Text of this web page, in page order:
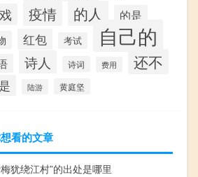
疫情 的人 的是
红包 考试 自己的
诗人 诗词 费用 还不
陆游 黄庭坚
看的文章
犹绕江村”的出处是哪里